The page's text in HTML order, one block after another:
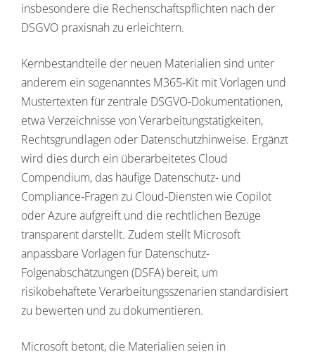
insbesondere die Rechenschaftspflichten nach der
DSGVO praxisnah zu erleichtern.
Kernbestandteile der neuen Materialien sind unter
anderem ein sogenanntes M365-Kit mit Vorlagen und
Mustertexten für zentrale DSGVO-Dokumentationen,
etwa Verzeichnisse von Verarbeitungstätigkeiten,
Rechtsgrundlagen oder Datenschutzhinweise. Ergänzt
wird dies durch ein überarbeitetes Cloud
Compendium, das häufige Datenschutz- und
Compliance-Fragen zu Cloud-Diensten wie Copilot
oder Azure aufgreift und die rechtlichen Bezüge
transparent darstellt. Zudem stellt Microsoft
anpassbare Vorlagen für Datenschutz-
Folgenabschätzungen (DSFA) bereit, um
risikobehaftete Verarbeitungsszenarien standardisiert
zu bewerten und zu dokumentieren.
Microsoft betont, die Materialien seien in